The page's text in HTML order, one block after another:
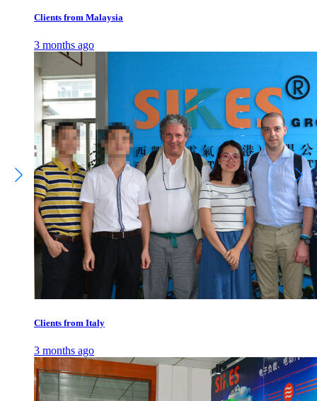
Clients from Malaysia
3 months ago
Clients from Italy
3 months ago